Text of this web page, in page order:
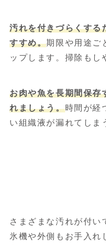
汚れを付きづらくする
すすめ。期限や用途ご
ップします。掃除もし
お肉や魚を長期間保存
れましょう。時間が経
い組織液が漏れてしま
さまざまな汚れが付い
氷機や外側もお手入れ